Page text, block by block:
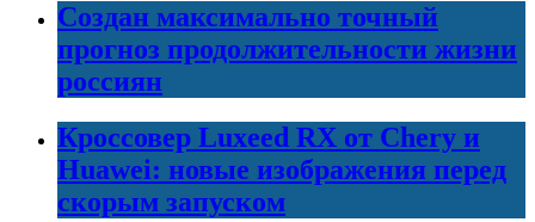
Создан максимально точный
прогноз продолжительности жизни
россиян
Кроссовер Luxeed RX от Chery и
Huawei: новые изображения перед
скорым запуском